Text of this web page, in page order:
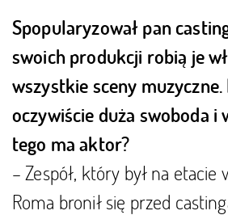
Spopularyzował pan
swoich produkcji robią je
wszystkie sceny
oczywiście duża swoboda i
tego ma aktor?
– Zespół, który był na
Roma bronił się przed